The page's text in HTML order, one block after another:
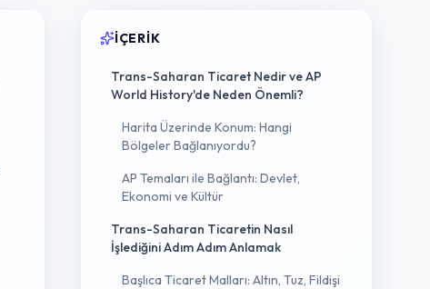
İÇERIK
Trans-Saharan Ticaret Nedir ve AP
World History'de Neden Önemli?
Harita Üzerinde Konum: Hangi
Bölgeler Bağlanıyordu?
AP Temaları ile Bağlantı: Devlet,
Ekonomi ve Kültür
Trans-Saharan Ticaretin Nasıl
İşlediğini Adım Adım Anlamak
Başlıca Ticaret Malları: Altın, Tuz, Fildişi